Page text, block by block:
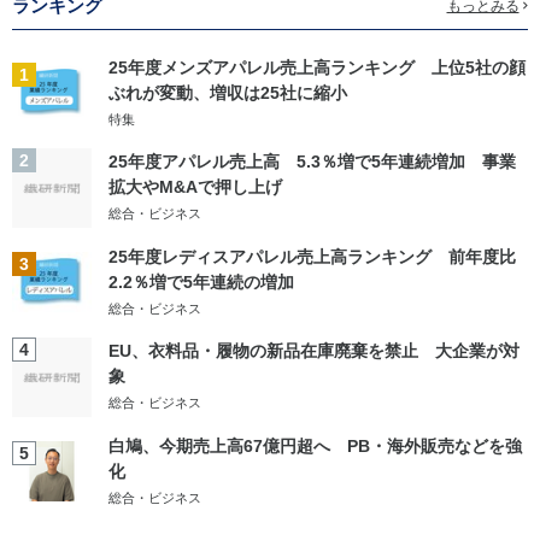
ランキング もっとみる
1
25年度メンズアパレル売上高ランキング 上位5社の顔
ぶれが変動、増収は25社に縮小
特集
2
25年度アパレル売上高 5.3％増で5年連続増加 事業
拡大やM&Aで押し上げ
総合・ビジネス
3
25年度レディスアパレル売上高ランキング 前年度比
2.2％増で5年連続の増加
総合・ビジネス
4
EU、衣料品・履物の新品在庫廃棄を禁止 大企業が対
象
総合・ビジネス
5
白鳩、今期売上高67億円超へ PB・海外販売などを強
化
総合・ビジネス